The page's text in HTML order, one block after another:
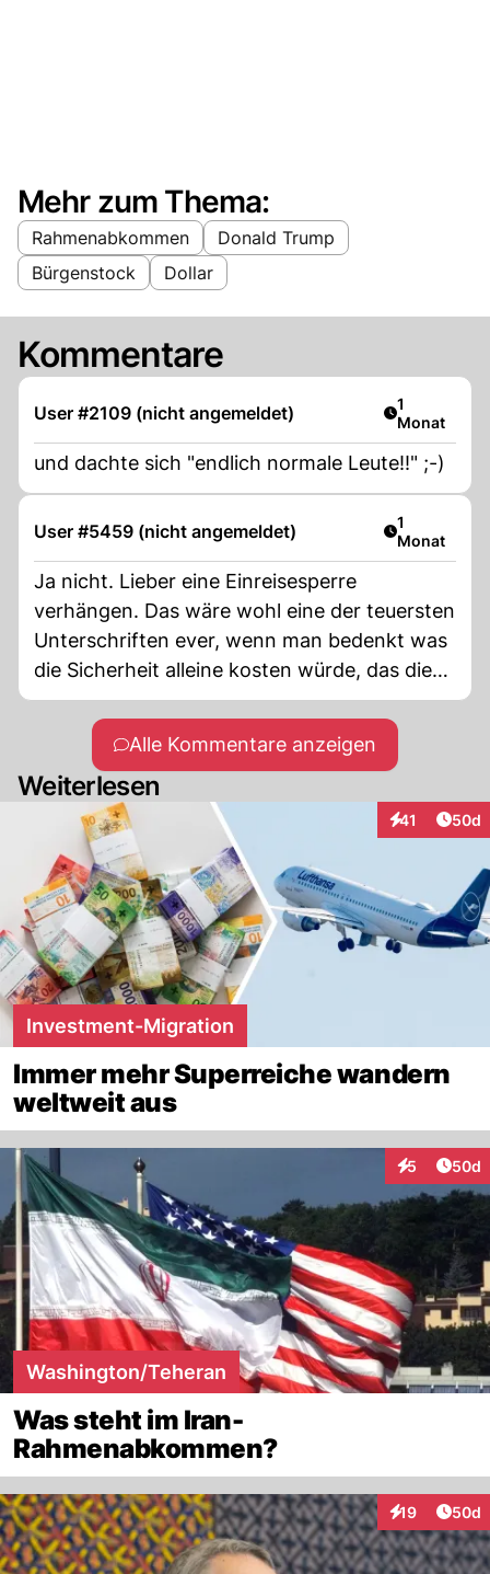
Mehr zum Thema:
Rahmenabkommen
Donald Trump
Bürgenstock
Dollar
Kommentare
User #2109 (nicht angemeldet) Artikel
1
Monat
und dachte sich "endlich normale Leute!!" ;-)
User #5459 (nicht angemeldet) Artikel
1
Monat
Ja nicht. Lieber eine Einreisesperre
verhängen. Das wäre wohl eine der teuersten
Unterschriften ever, wenn man bedenkt was
die Sicherheit alleine kosten würde, das die
Schweiz übernehmen müsste.
Alle Kommentare anzeigen
Weiterlesen
41
Interaktionen
50d
Investment-Migration
Immer mehr Superreiche wandern
weltweit aus
5
Interaktionen
50d
Washington/Teheran
Was steht im Iran-
Rahmenabkommen?
19
Interaktionen
50d